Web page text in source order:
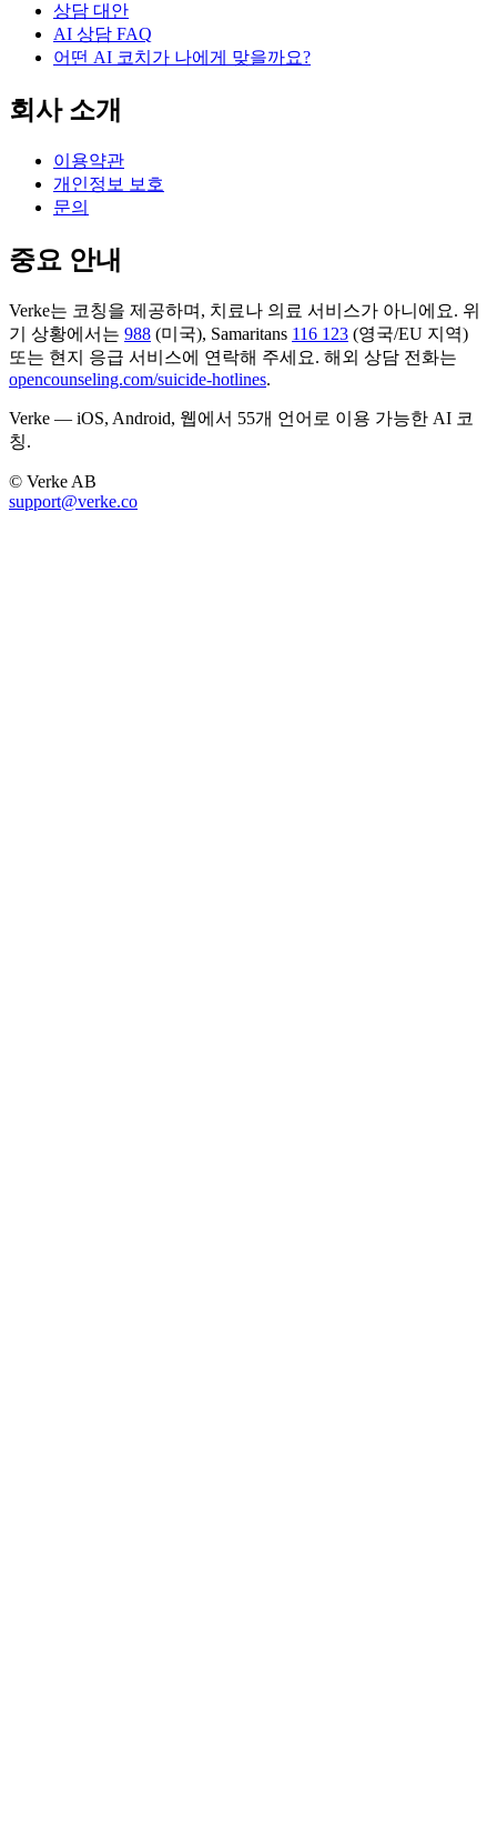
상담 대안
AI 상담 FAQ
어떤 AI 코치가 나에게 맞을까요?
회사 소개
이용약관
개인정보 보호
문의
중요 안내
Verke는 코칭을 제공하며, 치료나 의료 서비스가 아니에요. 위
기 상황에서는 988 (미국), Samaritans 116 123 (영국/EU 지역)
또는 현지 응급 서비스에 연락해 주세요. 해외 상담 전화는
opencounseling.com/suicide-hotlines.
Verke — iOS, Android, 웹에서 55개 언어로 이용 가능한 AI 코
칭.
© Verke AB
support@verke.co